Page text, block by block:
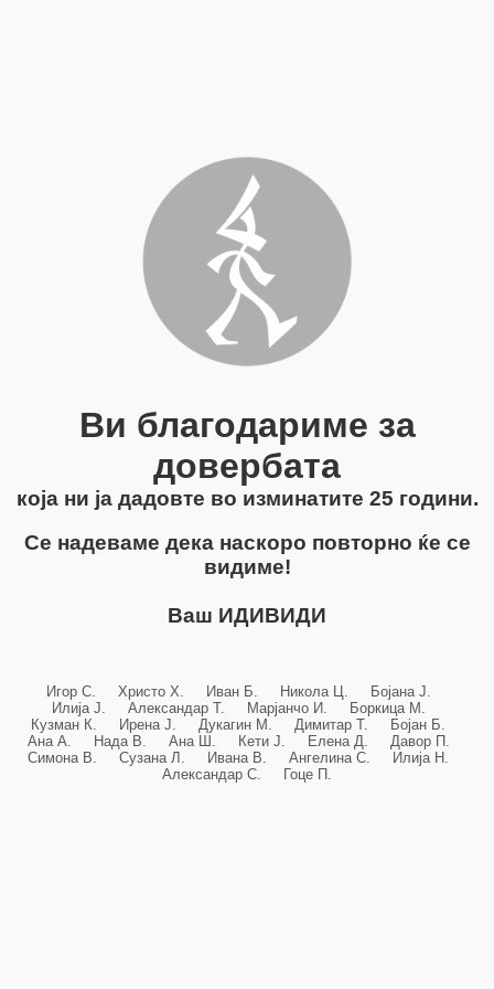
Ви благодариме за
довербата
која ни ја дадовте во изминатите 25 години.
Се надеваме дека наскоро повторно ќе се
видиме!
Ваш ИДИВИДИ
Игор С. Христо Х. Иван Б. Никола Ц. Бојана Ј.
Илија Ј. Александар Т. Марјанчо И. Боркица М.
Кузман К. Ирена Ј. Дукагин М. Димитар Т. Бојан Б.
Ана А. Нада В. Ана Ш. Кети Ј. Елена Д. Давор П.
Симона В. Сузана Л. Ивана В. Ангелина С. Илија Н.
Александар С. Гоце П.